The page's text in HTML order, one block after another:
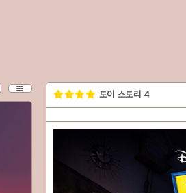
CATEGORY
분류 전체보기
토이 스토리 4